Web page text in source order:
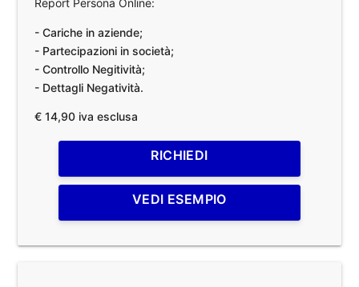
Report Persona Online:
- Cariche in aziende;
- Partecipazioni in società;
- Controllo Negitività;
- Dettagli Negatività.
€ 14,90 iva esclusa
RICHIEDI
VEDI ESEMPIO